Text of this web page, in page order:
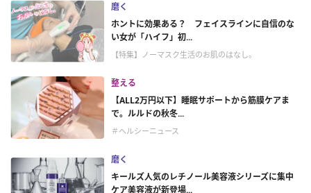
磨く
ホントに効果ある？ フェイスラインに自信のな
い女が「ハイフ」初...
【特集】ノーマスク生活のお肌のはなし。
整える
【ALL2万円以下】睡眠サポートから筋膜ケアま
で。ルルドの秋冬...
＃ヘルシーニュース
磨く
キールズ人気のレチノール美容液シリーズに集中
ケア美容液が新登場...